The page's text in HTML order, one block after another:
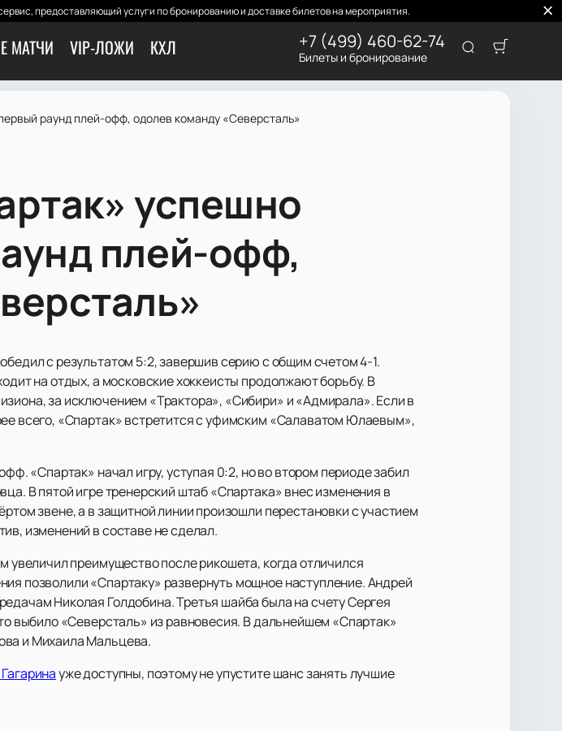
предоставляющий услуги по бронированию и доставке билетов на мероприятия.
МАТЧИ VIP-ЛОЖИ КХЛ +7 (499) 460-62-74
Билеты и бронирование
раунд плей-офф, одолев команду «Северсталь»
успешно
плей-офф,
с результатом 5:2, завершив серию с общим счетом 4-1.
на отдых, а московские хоккеисты продолжают борьбу. В
за исключением «Трактора», «Сибири» и «Адмирала». Если в
всего, «Спартак» встретится с уфимским «Салаватом Юлаевым»,
«Спартак» начал игру, уступая 0:2, но во втором периоде забил
В пятой игре тренерский штаб «Спартака» внес изменения в
звене, а в защитной линии произошли перестановки с участием
изменений в составе не сделал.
увеличил преимущество после рикошета, когда отличился
позволили «Спартаку» развернуть мощное наступление. Андрей
Николая Голдобина. Третья шайба была на счету Сергея
выбило «Северсталь» из равновесия. В дальнейшем «Спартак»
и Михаила Мальцева.
уже доступны, поэтому не упустите шанс занять лучшие